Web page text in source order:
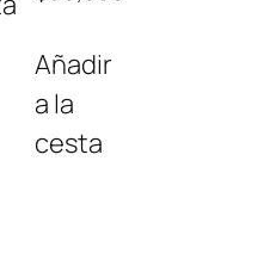
Añadir
a la
cesta